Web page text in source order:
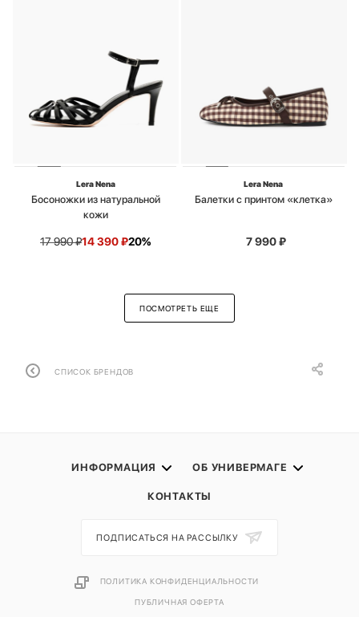
Lera Nena
Босоножки из натуральной
кожи
17 990₽14 390₽20%
Lera Nena
Балетки с принтом «клетка»
7 990₽
ПОСМОТРЕТЬ ЕЩЕ
СПИСОК БРЕНДОВ
ИНФОРМАЦИЯ ОБ УНИВЕРМАГЕ
КОНТАКТЫ
ПОДПИСАТЬСЯ НА РАССЫЛКУ
ПОЛИТИКА КОНФИДЕНЦИАЛЬНОСТИ
ПУБЛИЧНАЯ ОФЕРТА